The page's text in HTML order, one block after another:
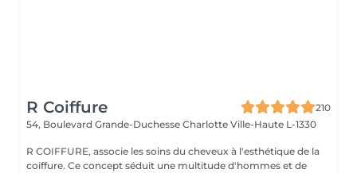
R Coiffure
210
54, Boulevard Grande-Duchesse Charlotte Ville-Haute L-1330
R COIFFURE, associe les soins du cheveux à l'esthétique de la
coiffure. Ce concept séduit une multitude d'hommes et de